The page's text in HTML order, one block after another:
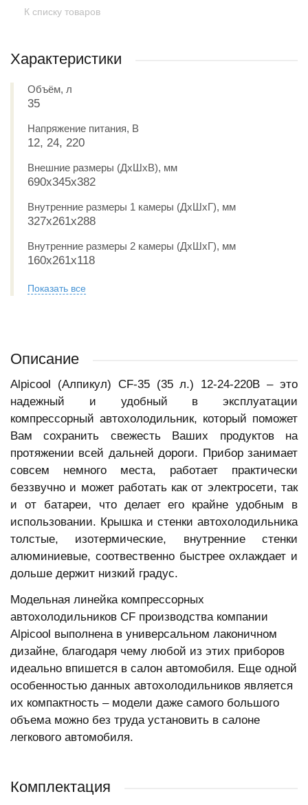
К списку товаров
Характеристики
Объём, л
35
Напряжение питания, В
12, 24, 220
Внешние размеры (ДxШxВ), мм
690x345x382
Внутренние размеры 1 камеры (ДxШxГ), мм
327х261х288
Внутренние размеры 2 камеры (ДxШxГ), мм
160х261х118
Показать все
Описание
Alpicool (Алпикул) CF-35 (35 л.) 12-24-220В – это
надежный и удобный в эксплуатации
компрессорный автохолодильник, который поможет
Вам сохранить свежесть Ваших продуктов на
протяжении всей дальней дороги. Прибор занимает
совсем немного места, работает практически
беззвучно и может работать как от электросети, так
и от батареи, что делает его крайне удобным в
использовании. Крышка и стенки автохолодильника
толстые, изотермические, внутренние стенки
алюминиевые, соотвественно быстрее охлаждает и
дольше держит низкий градус.
Модельная линейка компрессорных
автохолодильников CF производства компании
Alpicool выполнена в универсальном лаконичном
дизайне, благодаря чему любой из этих приборов
идеально впишется в салон автомобиля. Еще одной
особенностью данных автохолодильников является
их компактность – модели даже самого большого
объема можно без труда установить в салоне
легкового автомобиля.
Комплектация